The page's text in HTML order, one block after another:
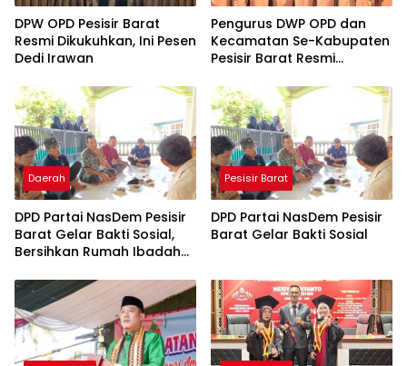
DPW OPD Pesisir Barat
Resmi Dikukuhkan, Ini Pesen
Dedi Irawan
Pengurus DWP OPD dan
Kecamatan Se-Kabupaten
Pesisir Barat Resmi
Daerah
DPD Partai NasDem Pesisir
Barat Gelar Bakti Sosial,
Bersihkan Rumah Ibadah
Gratis
Pesisir Barat
DPD Partai NasDem Pesisir
Barat Gelar Bakti Sosial